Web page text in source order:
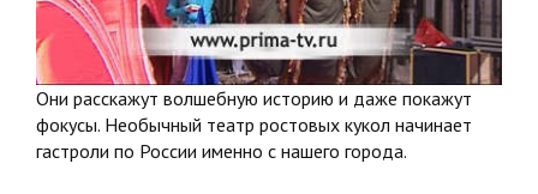
Они расскажут волшебную историю и даже покажут
фокусы. Необычный театр ростовых кукол начинает
гастроли по России именно с нашего города.